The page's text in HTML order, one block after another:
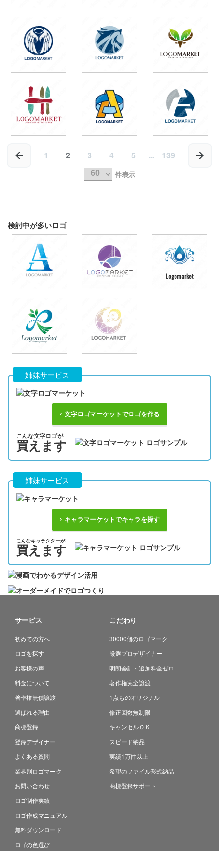
1 2 3 4 5 ... 139
件表示
検討中が多いロゴ
Logomarket
姉妹サービス
文字ロゴマーケットでロゴを作る
こんな文字ロゴが
買えます
姉妹サービス
キャラマーケットでキャラを探す
こんなキャラクターが
買えます
サービス
初めての方へ
ロゴを探す
お客様の声
料金について
著作権無償譲渡
選ばれる理由
商標登録
登録デザイナー
よくある質問
業界別ロゴマーク
お問い合わせ
ロゴ制作実績
ロゴ作成マニュアル
無料ダウンロード
ロゴの色選び
こだわり
30000個のロゴマーク
厳選プロデザイナー
明朗会計・追加料金ゼロ
著作権完全譲渡
1点ものオリジナル
修正回数無制限
キャンセルＯＫ
スピード納品
実績1万件以上
希望のファイル形式納品
商標登録サポート